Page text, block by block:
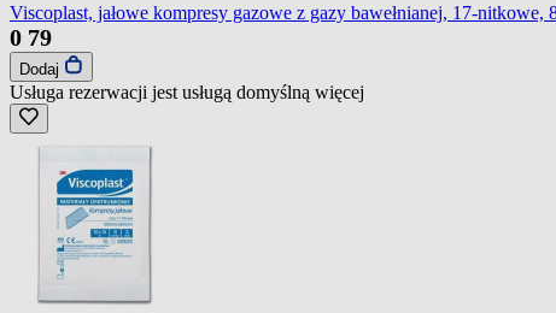
Viscoplast, jałowe kompresy gazowe z gazy bawełnianej, 17-nitkowe,
0 79
Dodaj
Usługa rezerwacji jest usługą domyślną więcej